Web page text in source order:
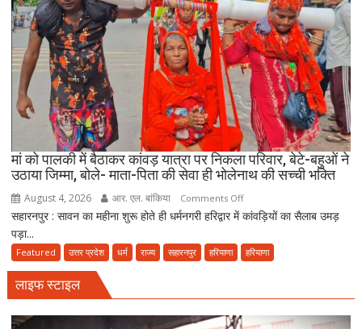
ए-
हिन्द
की
अपील,
‘अपने
मोहल्ले
की
मस्जिद
में
पढ़ें
नमाज,
ही
मां को पालकी में बैठाकर कांवड़ यात्रा पर निकला परिवार, बेटे-बहुओं ने
उठाया जिम्मा, बोले- माता-पिता की सेवा ही भोलेनाथ की सच्ची भक्ति
August 4, 2026 आर. एल. बांकिया Comments Offon
मां
पालकी
यात्रा
सहारनपुर : सावन का महीना शुरू होते ही धर्मनगरी हरिद्वार में कांवड़ियों का सैलाब उमड़
पड़ा...
Featured उत्तर प्रदेश धर्म राज्य सहारनपुर हरियाणा हरियाणा
लाइफ स्टाइल